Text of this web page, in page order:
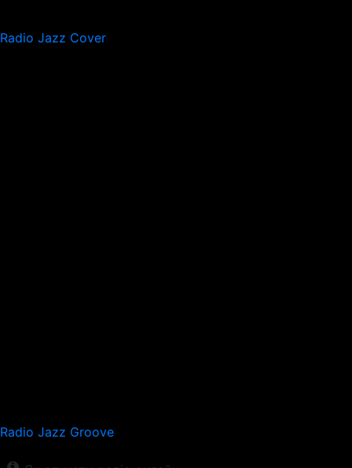
Radio Jazz Cover
Radio Jazz Groove